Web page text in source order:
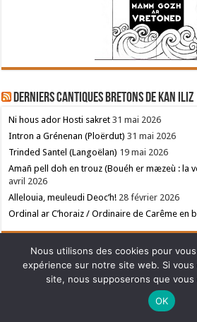
Derniers cantiques bretons de Kan Iliz
Ni hous ador Hosti sakret 31 mai 2026
Intron a Grénenan (Ploërdut) 31 mai 2026
Trinded Santel (Langoëlan) 19 mai 2026
Amañ pell doh en trouz (Bouéh er mæzeù : la
avril 2026
Allelouia, meuleudi Deoc’h! 28 février 2026
Ordinal ar C’horaiz / Ordinaire de Carême en
Ne manquez pas la nouveauté de Bernard
CLIQUEZ ICI POUR EN SAVOIR PLUS
Nous utilisons des cookies pour
expérience sur notre site web. Si
site, nous supposerons que
OK